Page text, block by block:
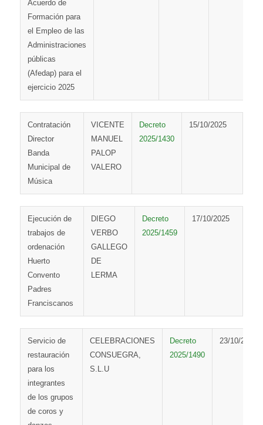
Acuerdo de
Formación para
el Empleo de las
Administraciones
públicas
(Afedap) para el
ejercicio 2025
Contratación
Director
Banda
Municipal de
Música
VICENTE
MANUEL
PALOP
VALERO
Decreto
2025/1430
15/10/2025
Ejecución de
trabajos de
ordenación
Huerto
Convento
Padres
Franciscanos
DIEGO
VERBO
GALLEGO
DE
LERMA
Decreto
2025/1459
17/10/2025
Servicio de
restauración
para los
integrantes
de los grupos
de coros y
CELEBRACIONES
CONSUEGRA,
S.L.U
Decreto
2025/1490
23/10/2025